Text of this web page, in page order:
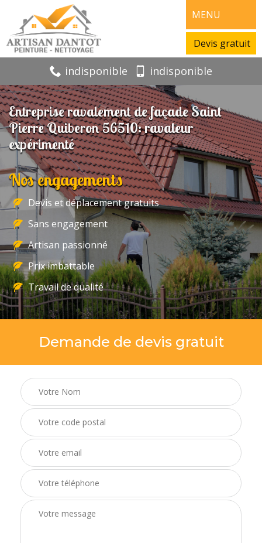
MENU
Devis gratuit
indisponible indisponible
Entreprise ravalement de façade Saint
Pierre Quiberon 56510: ravaleur
expérimenté
Nos engagements
Devis et déplacement gratuits
Sans engagement
Artisan passionné
Prix imbattable
Travail de qualité
Demande de devis gratuit